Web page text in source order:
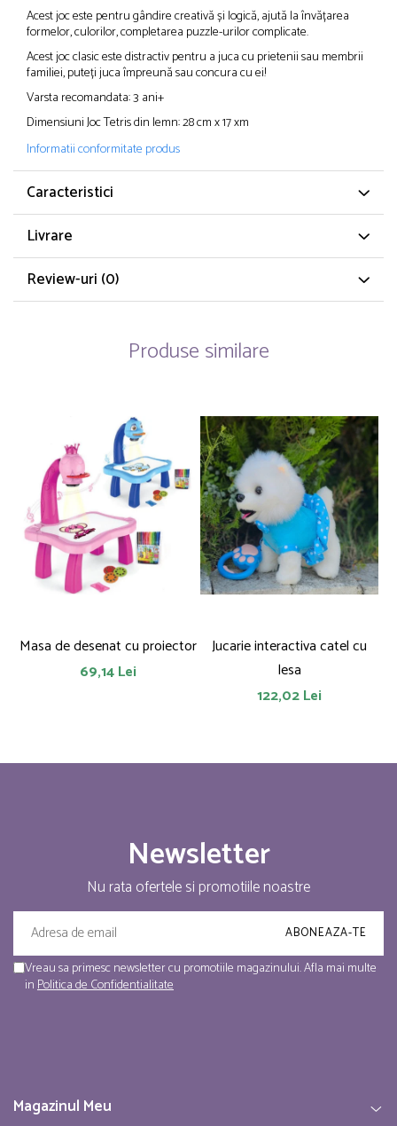
Acest joc este pentru gândire creativă și logică, ajută la învățarea
formelor, culorilor, completarea puzzle-urilor complicate.
Acest joc clasic este distractiv pentru a juca cu prietenii sau membrii
familiei, puteți juca împreună sau concura cu ei!
Varsta recomandata: 3 ani+
Dimensiuni Joc Tetris din lemn: 28 cm x 17 xm
Informatii conformitate produs
Caracteristici
Livrare
Review-uri (0)
Produse similare
Masa de desenat cu proiector
69,14 Lei
Jucarie interactiva catel cu
lesa
122,02 Lei
Newsletter
Nu rata ofertele si promotiile noastre
Vreau sa primesc newsletter cu promotiile magazinului. Afla mai multe
inPolitica de Confidentialitate
Magazinul Meu